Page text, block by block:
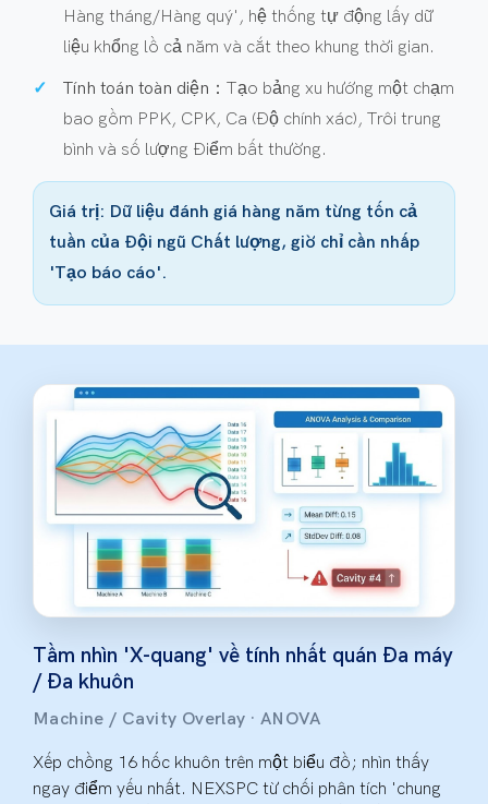
Hàng tháng/Hàng quý', hệ thống tự động lấy dữ
liệu khổng lồ cả năm và cắt theo khung thời gian.
Tính toán toàn diện： Tạo bảng xu hướng một chạm
bao gồm PPK, CPK, Ca (Độ chính xác), Trôi trung
bình và số lượng Điểm bất thường.
Giá trị: Dữ liệu đánh giá hàng năm từng tốn cả
tuần của Đội ngũ Chất lượng, giờ chỉ cần nhấp
'Tạo báo cáo'.
Tầm nhìn 'X-quang' về tính nhất quán Đa máy
/ Đa khuôn
Machine / Cavity Overlay · ANOVA
Xếp chồng 16 hốc khuôn trên một biểu đồ; nhìn thấy
ngay điểm yếu nhất. NEXSPC từ chối phân tích 'chung